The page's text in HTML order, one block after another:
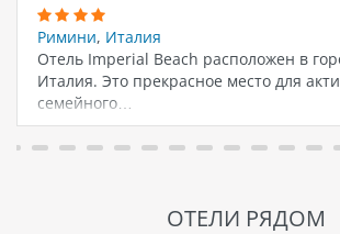
Римини, Италия
Отель Imperial Beach расположен в
Италия. Это прекрасное место для
семейного…
ОТЕЛИ РЯДОМ